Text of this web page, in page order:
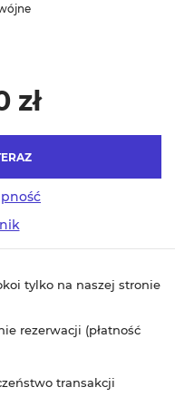
zł
tylko na naszej stronie
rezerwacji (płatność
transakcji